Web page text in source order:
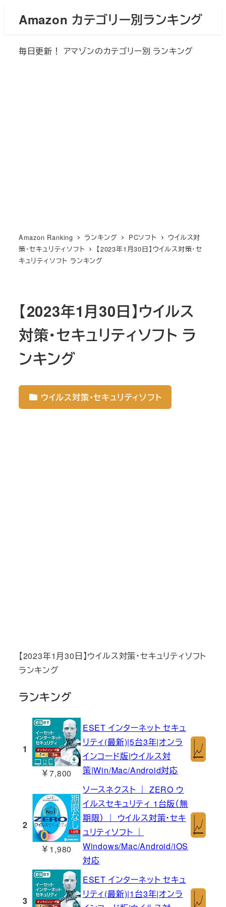
Amazon カテゴリー別ランキング
毎日更新！ アマゾンのカテゴリー別 ランキング
Amazon Ranking ランキング PCソフト
ウイルス対
策・セキュリティソフト
【2023年1月30日】ウイルス対策・セ
キュリティソフト ランキング
【2023年1月30日】ウイルス
対策・セキュリティソフト ラ
ンキング
ウイルス対策・セキュリティソフト
【2023年1月30日】ウイルス対策・セキュリティソフト
ランキング
ランキング
1
￥7,800
ESET インターネット セキュ
リティ(最新)|5台3年|オンラ
インコード版|ウイルス対
策|Win/Mac/Android対応
2
￥1,980
ソースネクスト ｜ ZERO ウ
イルスセキュリティ 1台版（無
期限） ｜ ウイルス対策・セキ
ュリティソフト ｜
Windows/Mac/Android/iOS
対応
3
ESET インターネット セキュ
リティ(最新)|1台3年|オンラ